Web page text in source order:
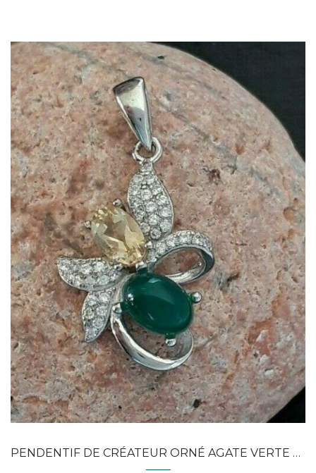
Dans mon panier
APERÇU RAPIDE
PENDENTIF DE CRÉATEUR ORNÉ AGATE VERTE &...